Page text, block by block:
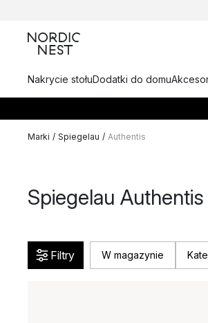
Nakrycie stołuDodatki do domu
Marki / Spiegelau / Authentis
Spiegelau Authentis
Filtry W magazynie